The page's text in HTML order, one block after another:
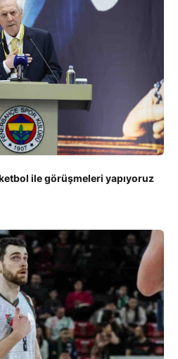
ile görüşmeleri yapıyoruz